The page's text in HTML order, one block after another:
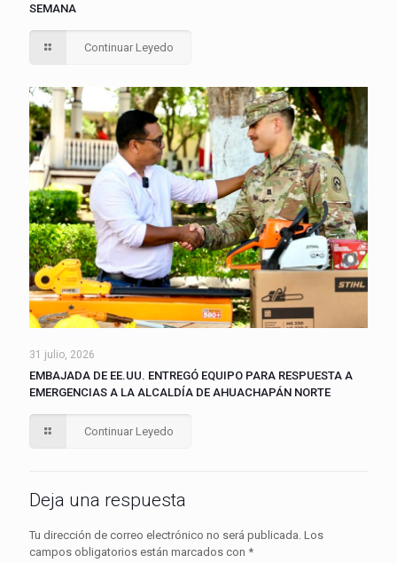
SEMANA
Continuar Leyedo
31 julio, 2026
EMBAJADA DE EE.UU. ENTREGÓ EQUIPO PARA RESPUESTA A
EMERGENCIAS A LA ALCALDÍA DE AHUACHAPÁN NORTE
Continuar Leyedo
Deja una respuesta
Tu dirección de correo electrónico no será publicada. Los
campos obligatorios están marcados con *